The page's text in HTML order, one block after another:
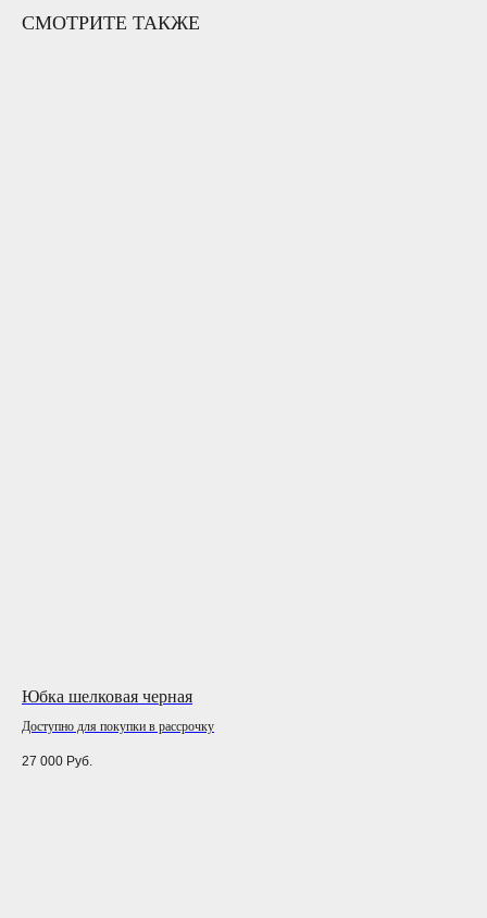
СМОТРИТЕ ТАКЖЕ
Юбка шелковая черная
Доступно для покупки в рассрочку
27 000 Руб.